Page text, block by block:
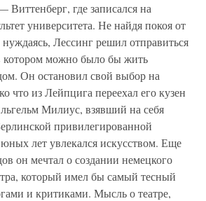
Виттенберг, где записался на
университета. Не найдя покоя от
Лессинг решил отправиться
котором можно было бы жить
Он остановил свой выбор на
что из Лейпцига переехал его кузен
Милиус, взявший на себя
привилегированной
лет увлекался искусством. Еще
он мечтал о создании немецкого
который имел бы самый тесный
и критиками. Мысль о театре,